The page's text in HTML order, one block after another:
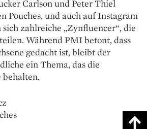
Carlson und Peter Thiel
Pouches, und auch auf Instagram
zahlreiche „Zynfluencer“, die
Während PMI betont, dass
gedacht ist, bleibt der
ein Thema, das die
behalten.